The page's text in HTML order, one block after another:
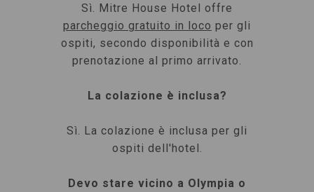
Sì. Mitre House Hotel offre
parcheggio gratuito in loco per gli
ospiti, secondo disponibilità e con
prenotazione al primo arrivato.
La colazione è inclusa?
Sì. La colazione è inclusa per gli
ospiti dell'hotel.
Devo stare vicino a Olympia o